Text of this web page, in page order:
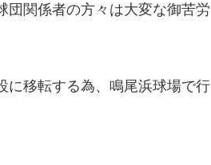
団関係者の方々は大変な御苦労
に移転する為、鳴尾浜球場で行